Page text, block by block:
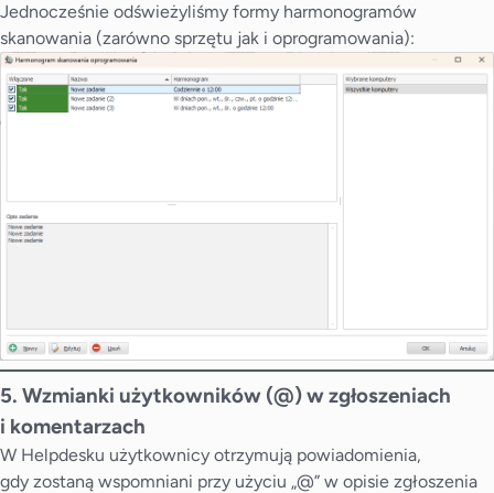
Jednocześnie odświeżyliśmy formy harmonogramów
skanowania (zarówno sprzętu jak i oprogramowania):
5. Wzmianki użytkowników (@) w zgłoszeniach
i komentarzach
W Helpdesku użytkownicy otrzymują powiadomienia,
gdy zostaną wspomniani przy użyciu „@” w opisie zgłoszenia